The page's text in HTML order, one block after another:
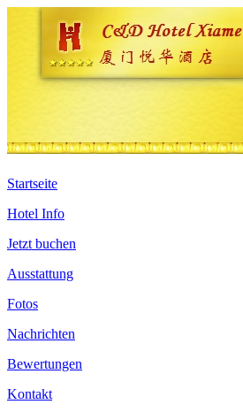
Startseite
Hotel Info
Jetzt buchen
Ausstattung
Fotos
Nachrichten
Bewertungen
Kontakt